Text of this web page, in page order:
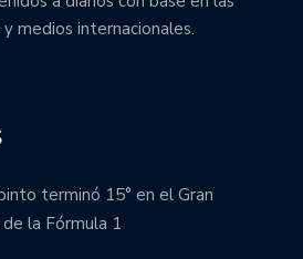
medios internacionales.
terminó 15° en el Gran
la Fórmula 1